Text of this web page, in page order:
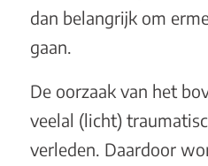
dan belangrijk om
gaan.
De oorzaak van het
veelal (licht)
verleden. Daardoor